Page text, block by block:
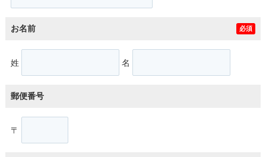
お名前 必須
姓 名
郵便番号
〒